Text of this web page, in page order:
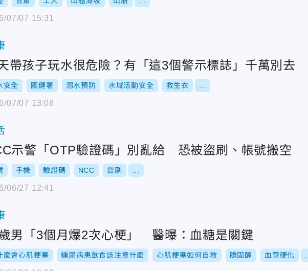
07/07 15:31
帶孩子玩水很危險？有「這3個警示標誌」千萬別去
安全 國健署 溺水預防 水域活動安全 救生衣
07/07 13:08
示警「OTP驗證碼」別亂給 恐被盜刷、帳號搬空
手機 驗證碼 NCC 盜刷
06/27 12:41
男「3個月爆2次心梗」 醫曝：血糖是關鍵
麼會心肌梗塞 糖尿病患飲食該注意什麼 心肌梗塞如何自救 膽固醇 血管硬化